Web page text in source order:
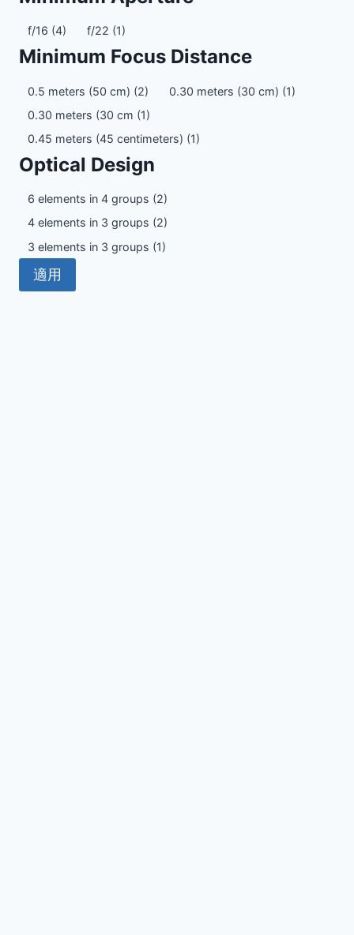
Minimum
Aperture
f/16 (4) f/22 (1)
Minimum Focus Distance
Minimum
Focus
Distance
0.5 meters (50 cm) (2) 0.30 meters (30 cm) (1)
0.30 meters (30 cm (1)
0.45 meters (45 centimeters) (1)
Optical Design
Optical
Design
6 elements in 4 groups (2)
4 elements in 3 groups (2)
3 elements in 3 groups (1)
適用